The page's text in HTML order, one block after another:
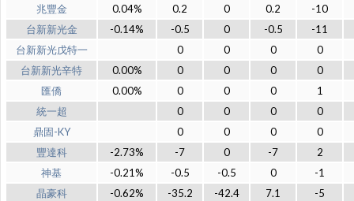
兆豐金
0.04% 0.2 0 0.2
-10
台新新光金
-0.14% -0.5 0 -0.5
-11
台新新光戊特一
0 0 0
0
台新新光辛特
0.00% 0 0 0
0
匯僑
0.00% 0 0 0
1
統一超
0 0 0
0
鼎固-KY
0 0 0
0
豐達科
-2.73% -7 0 -7
2
神基
-0.21% -0.5 -0.5 0
-1
晶豪科
-0.62% -35.2 -42.4 7.1
-5